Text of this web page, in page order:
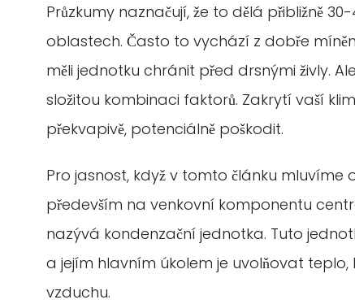
Průzkumy naznačují, že to dělá přibližně
oblastech. Často to vychází z dobře
měli jednotku chránit před drsnými živly.
složitou kombinaci faktorů. Zakrytí vaší
překvapivě, potenciálně poškodit.
Pro jasnost, když v tomto článku mluvíme
především na venkovní komponentu
nazývá kondenzační jednotka. Tuto
a jejím hlavním úkolem je uvolňovat
vzduchu.